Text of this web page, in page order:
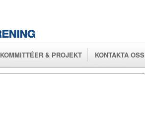
KOMMITTÉER & PROJEKT KONTAKTA OSS